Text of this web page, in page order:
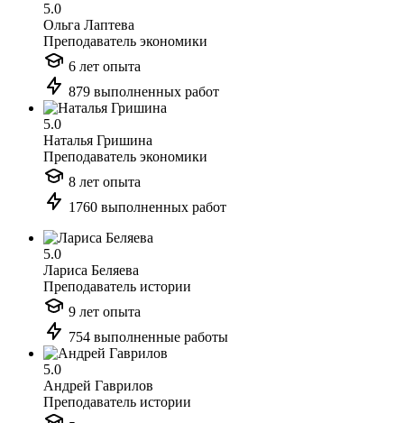
5.0
Ольга Лаптева
Преподаватель экономики
6 лет опыта
879 выполненных работ
5.0
Наталья Гришина
Преподаватель экономики
8 лет опыта
1760 выполненных работ
5.0
Лариса Беляева
Преподаватель истории
9 лет опыта
754 выполненные работы
5.0
Андрей Гаврилов
Преподаватель истории